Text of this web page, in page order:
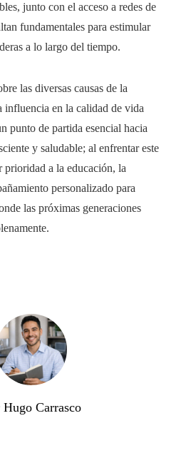
junto con el acceso a redes de
fundamentales para estimular
a lo largo del tiempo.
las diversas causas de la
influencia en la calidad de vida
punto de partida esencial hacia
y saludable; al enfrentar este
prioridad a la educación, la
personalizado para
las próximas generaciones
Hugo Carrasco